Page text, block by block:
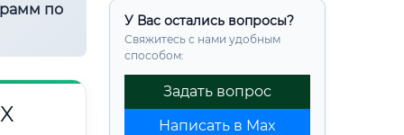
У Вас остались вопросы?
Свяжитесь с нами удобным
способом:
Задать вопрос
Написать в Max
по